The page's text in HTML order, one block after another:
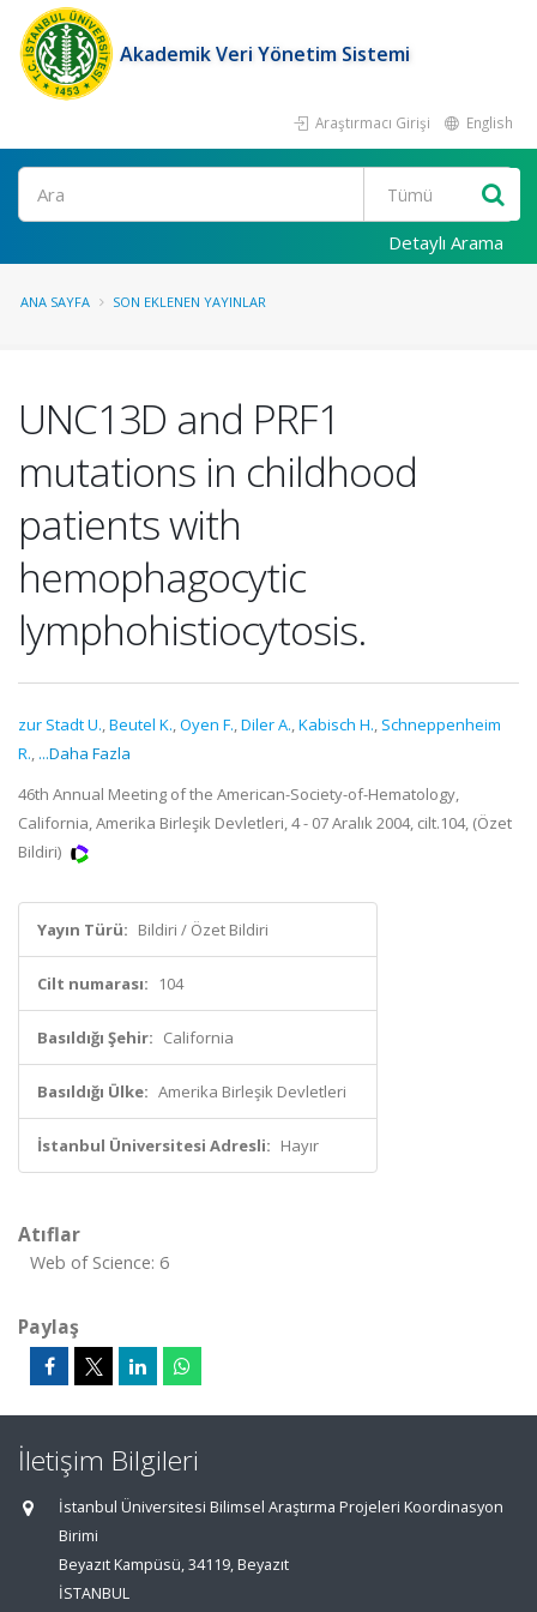
Akademik Veri Yönetim Sistemi
Araştırmacı Girişi English
Ara
Detaylı Arama
ANA SAYFA SON EKLENEN YAYINLAR
UNC13D and PRF1
mutations in childhood
patients with
hemophagocytic
lymphohistiocytosis.
zur Stadt U.,Beutel K.,Oyen F.,Diler A.,Kabisch H., Schneppenheim
R., ...Daha Fazla
46th Annual Meeting of the American-Society-of-Hematology,
California, Amerika Birleşik Devletleri, 4 - 07 Aralık 2004, cilt.104, (Özet
Bildiri)
Yayın Türü: Bildiri / Özet Bildiri
Cilt numarası: 104
Basıldığı Şehir: California
Basıldığı Ülke: Amerika Birleşik Devletleri
İstanbul Üniversitesi Adresli: Hayır
Atıflar
Web of Science: 6
Paylaş
İletişim Bilgileri
İstanbul Üniversitesi Bilimsel Araştırma Projeleri Koordinasyon
Birimi
Beyazıt Kampüsü, 34119, Beyazıt
İSTANBUL